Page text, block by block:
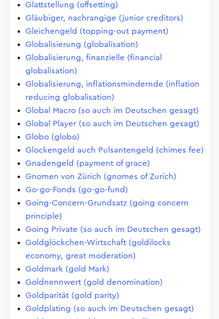
Glattstellung (offsetting)
Gläubiger, nachrangige (junior creditors)
Gleichengeld (topping-out payment)
Globalisierung (globalisation)
Globalisierung, finanzielle (financial
globalisation)
Globalisierung, inflationsmindernde (inflation
reducing globalisation)
Global Macro (so auch im Deutschen gesagt)
Global Player (so auch im Deutschen gesagt)
Globo (globo)
Glockengeld auch Pulsantengeld (chimes fee)
Gnadengeld (payment of grace)
Gnomen von Zürich (gnomes of Zurich)
Go-go-Fonds (go-go-fund)
Going-Concern-Grundsatz (going concern
principle)
Going Private (so auch im Deutschen gesagt)
Goldglöckchen-Wirtschaft (goldilocks
economy, great moderation)
Goldmark (gold Mark)
Goldnennwert (gold denomination)
Goldparität (gold parity)
Goldplating (so auch im Deutschen gesagt)